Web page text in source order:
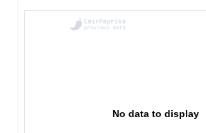
No data to display